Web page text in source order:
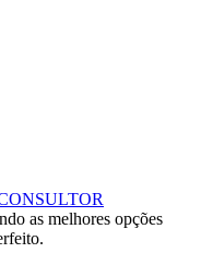
as melhores opções